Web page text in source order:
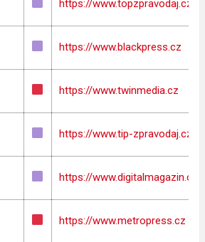
https://www.topzpravodaj.cz
https://www.blackpress.cz
https://www.twinmedia.cz
https://www.tip-zpravodaj.cz
https://www.digitalmagazin.cz
https://www.metropress.cz